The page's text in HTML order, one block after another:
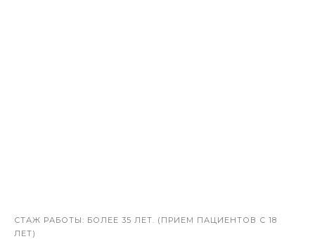
СТАЖ РАБОТЫ: БОЛЕЕ 35 ЛЕТ. (ПРИЕМ ПАЦИЕНТОВ С 18
ЛЕТ)